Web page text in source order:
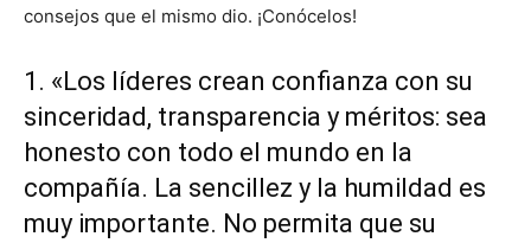
consejos que el mismo dio. ¡Conócelos!
1. «Los líderes crean confianza con su
sinceridad, transparencia y méritos: sea
honesto con todo el mundo en la
compañía. La sencillez y la humildad es
muy importante. No permita que su